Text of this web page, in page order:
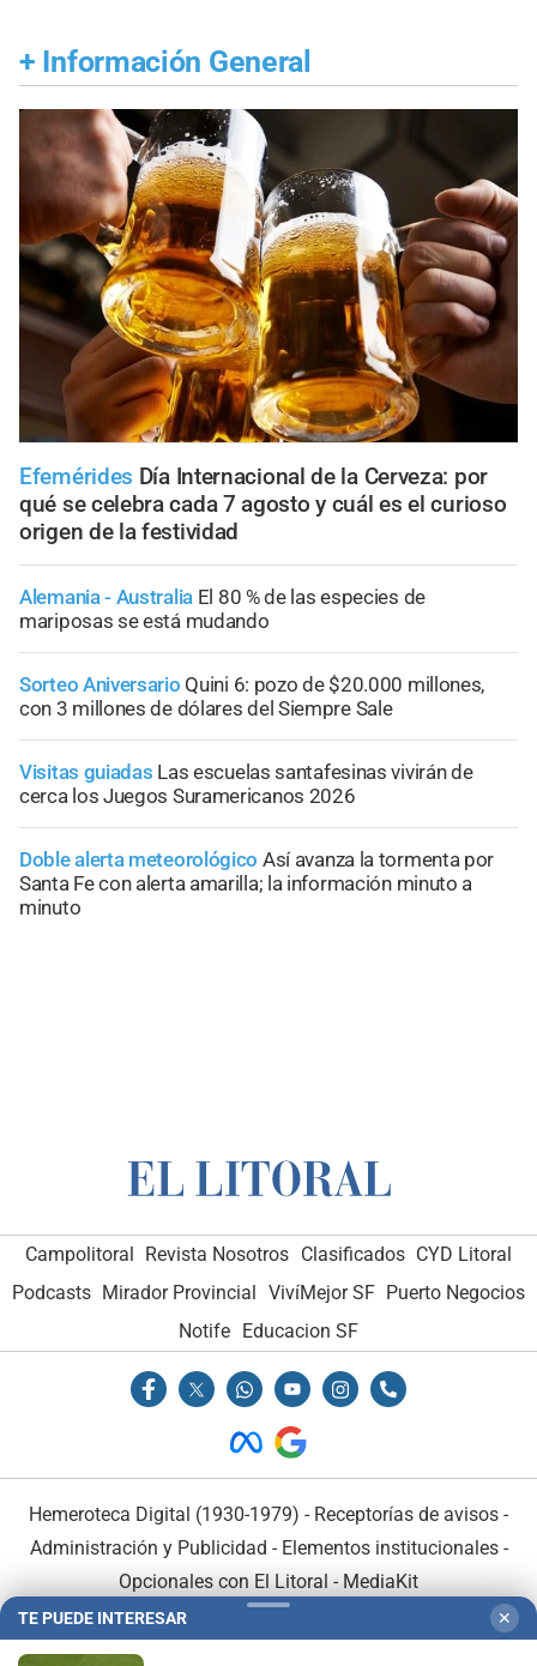
+ Información General
Efemérides Día Internacional de la Cerveza: por
qué se celebra cada 7 agosto y cuál es el curioso
origen de la festividad
Alemania - Australia El 80 % de las especies de
mariposas se está mudando
Sorteo Aniversario Quini 6: pozo de $20.000 millones,
con 3 millones de dólares del Siempre Sale
Visitas guiadas Las escuelas santafesinas vivirán de
cerca los Juegos Suramericanos 2026
Doble alerta meteorológico Así avanza la tormenta por
Santa Fe con alerta amarilla; la información minuto a
minuto
Campolitoral Revista Nosotros Clasificados CYD Litoral
Podcasts Mirador Provincial VivíMejor SF Puerto Negocios
Notife Educacion SF
Hemeroteca Digital (1930-1979) - Receptorías de avisos -
Administración y Publicidad - Elementos institucionales-
Opcionales con El Litoral - MediaKit
TE PUEDE INTERESAR ✕